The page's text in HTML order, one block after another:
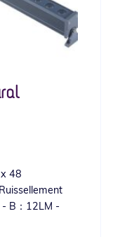
48
B：12LM -